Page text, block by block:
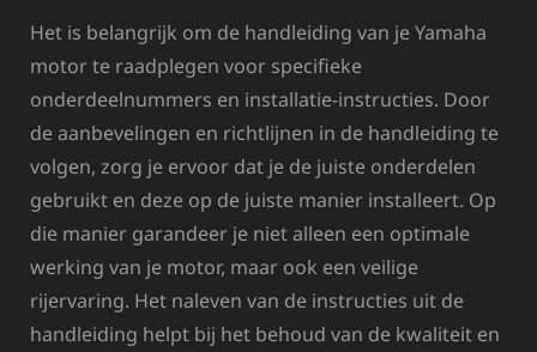
Het is belangrijk om de handleiding van je Yamaha
motor te raadplegen voor specifieke
onderdeelnummers en installatie-instructies. Door
de aanbevelingen en richtlijnen in de handleiding te
volgen, zorg je ervoor dat je de juiste onderdelen
gebruikt en deze op de juiste manier installeert. Op
die manier garandeer je niet alleen een optimale
werking van je motor, maar ook een veilige
rijervaring. Het naleven van de instructies uit de
handleiding helpt bij het behoud van de kwaliteit en